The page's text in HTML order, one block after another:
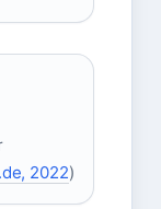
2022)